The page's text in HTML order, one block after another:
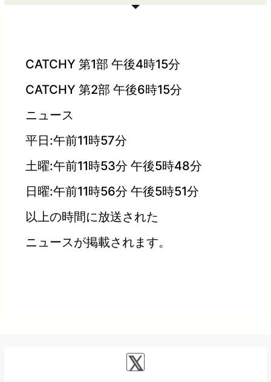
CATCHY 第1部 午後4時15分
CATCHY 第2部 午後6時15分
ニュース
平日:午前11時57分
土曜:午前11時53分 午後5時48分
日曜:午前11時56分 午後5時51分
以上の時間に放送された
ニュースが掲載されます。